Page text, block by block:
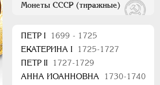
Монеты СССР (тиражные)
ПEТР I
1699 - 1725
ЕКАТЕРИНА I
1725-1727
ПЕТР II
1727-1729
АННА ИОАННОВНА
1730-1740